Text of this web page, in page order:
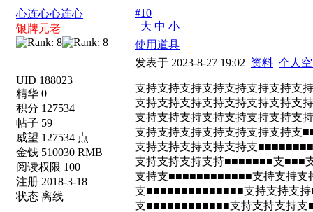
心连心心连心
银牌元老
UID 188023
精华 0
积分 127534
帖子 59
威望 127534 点
金钱 510030 RMB
阅读权限 100
注册 2018-3-18
状态 离线
#10
大 中 小
使用道具
发表于 2023-8-27 19:02 资料 个人
支持支持支持支持支持支持支持支
支持支持支持支持支持支持支持支
支持支持支持支持支持支持支持
支持支持支持支持支持支持支持
支持支持支持支持支持支
支持支持支持支持■■■■■■■支■■■
支持支■■■■■■■■■■■■支持支持支
支■■■■■■■■■■■■■■支持支持支
支■■■■■■■■■■■■支持支持支持